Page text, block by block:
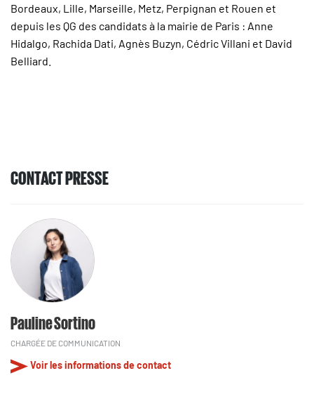
Bordeaux, Lille, Marseille, Metz, Perpignan et Rouen et
depuis les QG des candidats à la mairie de Paris : Anne
Hidalgo, Rachida Dati, Agnès Buzyn, Cédric Villani et David
Belliard.
CONTACT PRESSE
Pauline Sortino
CHARGÉE DE COMMUNICATION
Voir les informations de contact